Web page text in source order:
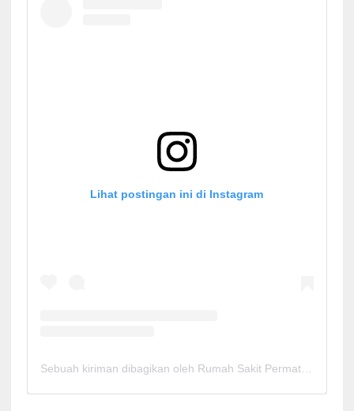
Lihat postingan ini di Instagram
Sebuah kiriman dibagikan oleh Rumah Sakit Permata Cirebon (@rspermatacirebon)